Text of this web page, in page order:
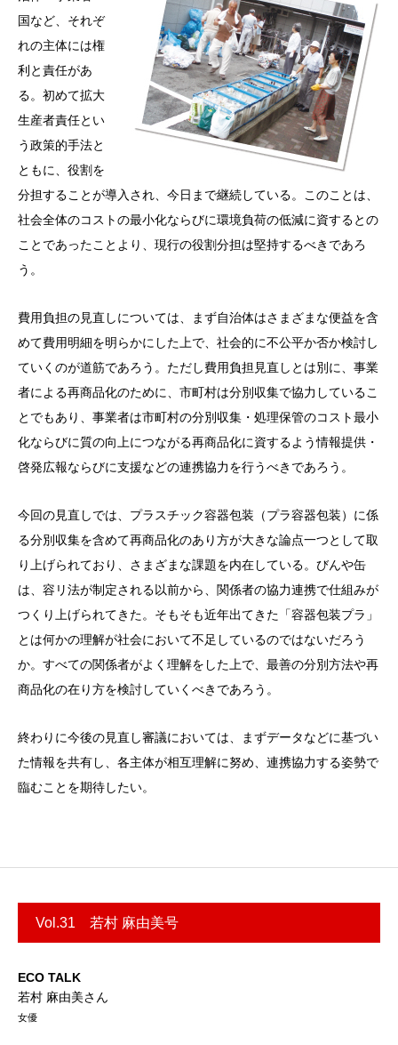
国など、それぞ
れの主体には権
利と責任があ
る。初めて拡大
生産者責任とい
う政策的手法と
ともに、役割を
分担することが導入され、今日まで継続している。このことは、
社会全体のコストの最小化ならびに環境負荷の低減に資するとの
ことであったことより、現行の役割分担は堅持するべきであろ
う。
費用負担の見直しについては、まず自治体はさまざまな便益を含
めて費用明細を明らかにした上で、社会的に不公平か否か検討し
ていくのが道筋であろう。ただし費用負担見直しとは別に、事業
者による再商品化のために、市町村は分別収集で協力しているこ
とでもあり、事業者は市町村の分別収集・処理保管のコスト最小
化ならびに質の向上につながる再商品化に資するよう情報提供・
啓発広報ならびに支援などの連携協力を行うべきであろう。
今回の見直しでは、プラスチック容器包装（プラ容器包装）に係
る分別収集を含めて再商品化のあり方が大きな論点一つとして取
り上げられており、さまざまな課題を内在している。びんや缶
は、容リ法が制定される以前から、関係者の協力連携で仕組みが
つくり上げられてきた。そもそも近年出てきた「容器包装プラ」
とは何かの理解が社会において不足しているのではないだろう
か。すべての関係者がよく理解をした上で、最善の分別方法や再
商品化の在り方を検討していくべきであろう。
終わりに今後の見直し審議においては、まずデータなどに基づい
た情報を共有し、各主体が相互理解に努め、連携協力する姿勢で
臨むことを期待したい。
Vol.31 若村 麻由美号
ECO TALK
若村 麻由美さん
女優